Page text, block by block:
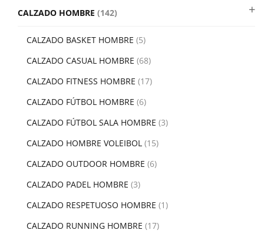
CALZADO HOMBRE (142)
CALZADO BASKET HOMBRE (5)
CALZADO CASUAL HOMBRE (68)
CALZADO FITNESS HOMBRE (17)
CALZADO FÚTBOL HOMBRE (6)
CALZADO FÚTBOL SALA HOMBRE (3)
CALZADO HOMBRE VOLEIBOL (15)
CALZADO OUTDOOR HOMBRE (6)
CALZADO PADEL HOMBRE (3)
CALZADO RESPETUOSO HOMBRE (1)
CALZADO RUNNING HOMBRE (17)